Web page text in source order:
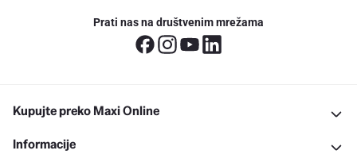
Prati nas na društvenim mrežama
Kupujte preko Maxi Online
Informacije